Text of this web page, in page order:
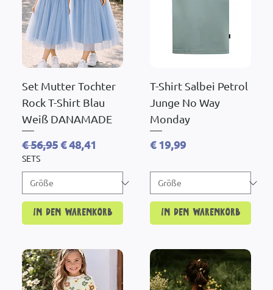
Set Mutter Tochter
Rock T-Shirt Blau
Weiß DANAMADE
Standardpreis
€ 56,95Sale-Preis
€ 48,41
SETS
In den Warenkorb
T-Shirt Salbei Petrol
Junge No Way
Monday
Preis
€ 19,99
In den Warenkorb